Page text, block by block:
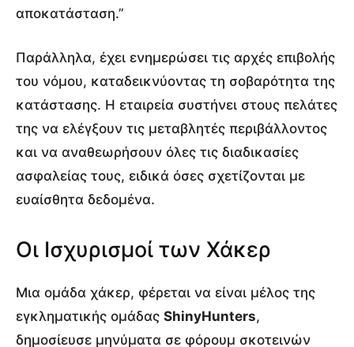
αποκατάσταση.”
Παράλληλα, έχει ενημερώσει τις αρχές επιβολής
του νόμου, καταδεικνύοντας τη σοβαρότητα της
κατάστασης. Η εταιρεία συστήνει στους πελάτες
της να ελέγξουν τις μεταβλητές περιβάλλοντος
και να αναθεωρήσουν όλες τις διαδικασίες
ασφαλείας τους, ειδικά όσες σχετίζονται με
ευαίσθητα δεδομένα.
Οι Ισχυρισμοί των Χάκερ
Μια ομάδα χάκερ, φέρεται να είναι μέλος της
εγκληματικής ομάδας ShinyHunters,
δημοσίευσε μηνύματα σε φόρουμ σκοτεινών